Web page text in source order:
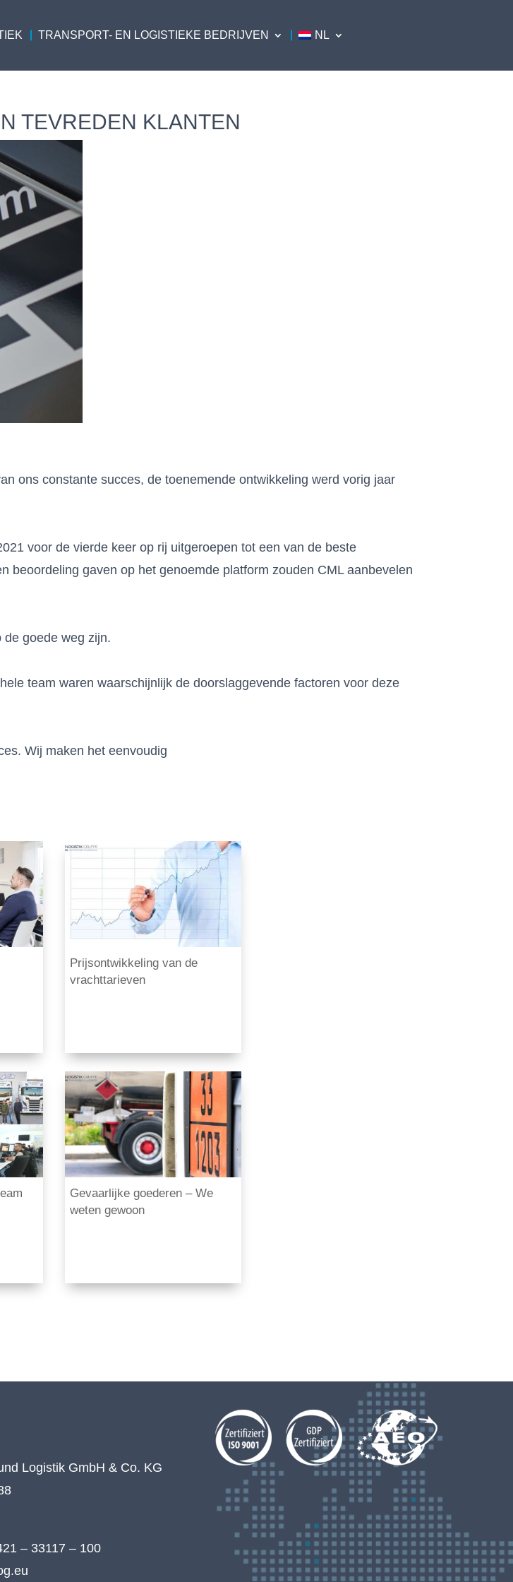
TRANSPORT- EN LOGISTIEKE BEDRIJVEN NL
TEVREDEN KLANTEN
ons constante succes, de toenemende ontwikkeling werd vorig jaar
voor de vierde keer op rij uitgeroepen tot een van de beste
beoordeling gaven op het genoemde platform zouden CML aanbevelen
goede weg zijn.
team waren waarschijnlijk de doorslaggevende factoren voor deze
Wij maken het eenvoudig
Prijsontwikkeling van de
vrachttarieven
Gevaarlijke goederen – We
weten gewoon
Logistik GmbH & Co. KG
– 33117 – 100